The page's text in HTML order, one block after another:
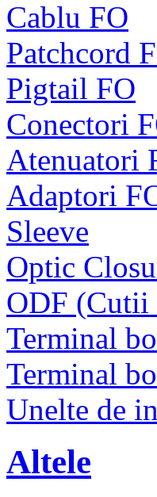
Cablu FO
Patchcord
Pigtail FO
Conectori
Atenuatori
Adaptori
Sleeve
Optic
ODF (Cutii
Terminal
Terminal
Unelte de
Altele